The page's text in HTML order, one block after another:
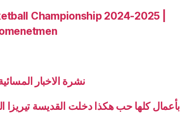
Championship 2024-2025 |
نشرة الاخبار المسائية ليوم
بأعمال كلها حب هكذا دخلت القديسة